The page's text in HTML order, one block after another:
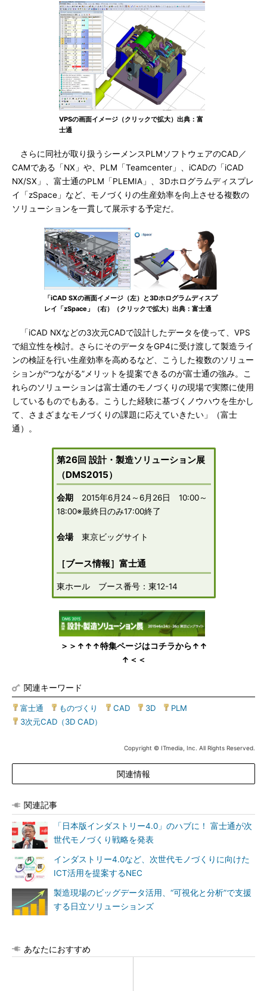
VPSの画面イメージ（クリックで拡大）出典：富
士通
さらに同社が取り扱うシーメンスPLMソフトウェアのCAD／
CAMである「NX」や、PLM「Teamcenter」、iCADの「iCAD
NX/SX」、富士通のPLM「PLEMIA」、3Dホログラムディスプレ
イ「zSpace」など、モノづくりの生産効率を向上させる複数の
ソリューションを一貫して展示する予定だ。
「iCAD SXの画面イメージ（左）と3Dホログラムディスプ
レイ「zSpace」（右）（クリックで拡大）出典：富士通
「iCAD NXなどの3次元CADで設計したデータを使って、VPS
で組立性を検討。さらにそのデータをGP4に受け渡して製造ライ
ンの検証を行い生産効率を高めるなど、こうした複数のソリュー
ションが“つながる”メリットを提案できるのが富士通の強み。こ
れらのソリューションは富士通のモノづくりの現場で実際に使用
しているものでもある。こうした経験に基づくノウハウを生かし
て、さまざまなモノづくりの課題に応えていきたい」（富士
通）。
第26回 設計・製造ソリューション展
（DMS2015）
会期 2015年6月24～6月26日 10:00～
18:00※最終日のみ17:00終了
会場東京ビッグサイト
［ブース情報］富士通
東ホール ブース番号：東12-14
＞＞↑↑↑特集ページはコチラから↑↑
↑＜＜
関連キーワード
富士通 ものづくり CAD 3D PLM
3次元CAD（3D CAD）
Copyright © ITmedia, Inc. All Rights Reserved.
関連情報
関連記事
「日本版インダストリー4.0」のハブに！ 富士通が次
世代モノづくり戦略を発表
インダストリー4.0など、次世代モノづくりに向けた
ICT活用を提案するNEC
製造現場のビッグデータ活用、“可視化と分析”で支援
する日立ソリューションズ
あなたにおすすめ